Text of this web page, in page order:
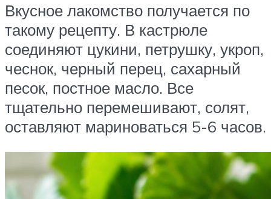
Вкусное лакомство получается по
такому рецепту. В кастрюле
соединяют цукини, петрушку, укроп,
чеснок, черный перец, сахарный
песок, постное масло. Все
тщательно перемешивают, солят,
оставляют мариноваться 5-6 часов.